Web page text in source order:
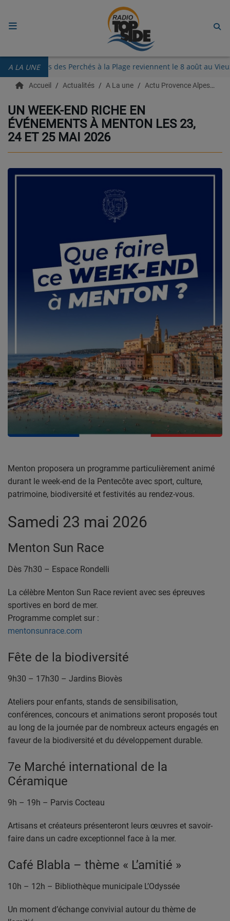
A LA UNE
Les Guinguettes des Perchés à la Plage reviennent le 8 août
RADIO
ECOUTER
RECHERCHE DE TITRES
EMISSIONS
Team Building Radio
CIRCULATION EN TEMPS RÉEL
HIGH-TECH
SPORT
VIDEOS EN DIRECT
DIRECT STUDIO 1
TCHAT
OFFRES D'EMPLOI
LA MISSION LOCALE EST 06
PARTENAIRES
LEURS ACTUS
Accueil Actualités A La une Actu Provence Alpes Côte d'azur
UN WEEK-END RICHE EN
ÉVÉNEMENTS À MENTON LES 23,
24 ET 25 MAI 2026
Menton proposera un programme particulièrement animé
durant le week-end de la Pentecôte avec sport, culture,
patrimoine, biodiversité et festivités au rendez-vous.
Samedi 23 mai 2026
Menton Sun Race
Dès 7h30 – Espace Rondelli
La célèbre Menton Sun Race revient avec ses épreuves
sportives en bord de mer.
Programme complet sur :
mentonsunrace.com
Fête de la biodiversité
9h30 – 17h30 – Jardins Biovès
Ateliers pour enfants, stands de sensibilisation,
conférences, concours et animations seront proposés tout
au long de la journée par de nombreux acteurs engagés en
faveur de la biodiversité et du développement durable.
7e Marché international de la
Céramique
9h – 19h – Parvis Cocteau
Artisans et créateurs présenteront leurs œuvres et savoir-
faire dans un cadre exceptionnel face à la mer.
Café Blabla – thème « L’amitié »
10h – 12h – Bibliothèque municipale L’Odyssée
Un moment d’échange convivial autour du thème de